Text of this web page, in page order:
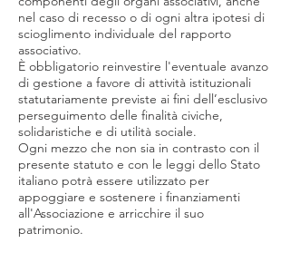
nel caso di recesso o di ogni altra ipotesi di
scioglimento individuale del rapporto
associativo.
È obbligatorio reinvestire l'eventuale avanzo
di gestione a favore di attività istituzionali
statutariamente previste ai fini dell’esclusivo
perseguimento delle finalità civiche,
solidaristiche e di utilità sociale.
Ogni mezzo che non sia in contrasto con il
presente statuto e con le leggi dello Stato
italiano potrà essere utilizzato per
appoggiare e sostenere i finanziamenti
all'Associazione e arricchire il suo
patrimonio.